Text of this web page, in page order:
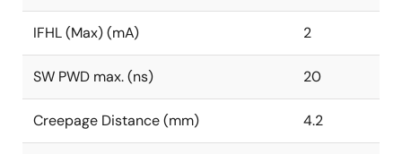
IFHL (Max) (mA) 2
SW PWD max. (ns) 20
Creepage Distance (mm) 4.2